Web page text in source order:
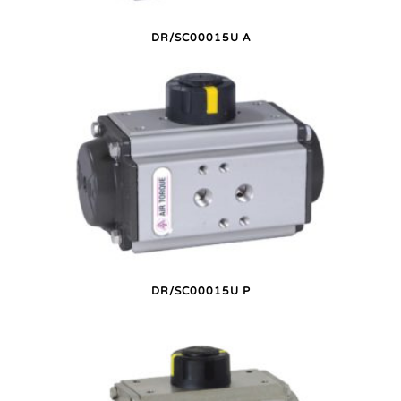
DR/SC00015U A
DR/SC00015U P